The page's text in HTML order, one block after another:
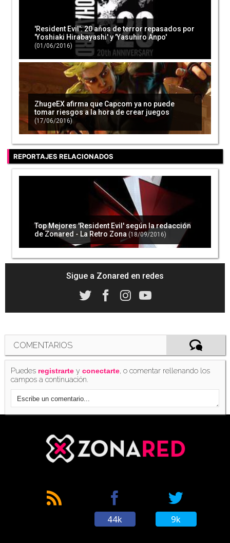
'Resident Evil': 20 años de terror repasados por
'Yoshiaki Hirabayashi' y 'Yasuhiro Anpo'
(01/06/2016)
ZhugeEX afirma que Capcom ya no puede
tomar riesgos a la hora de crear juegos
(17/06/2016)
REPORTAJES RELACIONADOS
Top Mejores 'Resident Evil' según la redacción
de Zonared - La Retro Zona (18/09/2016)
Sigue a Zonared en redes
COMENTARIOS
Puedes registrarte yconectarte, o comentar rellenando los
campos a continuación.
44k 9k